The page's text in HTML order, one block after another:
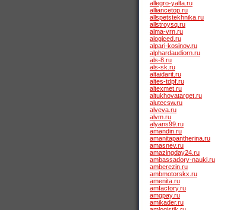
allegro-yalta.ru
alliancetop.ru
allspetstekhnika.ru
allstroysq.ru
alma-vrn.ru
alogiced.ru
alpari-kosinov.ru
alphardaudiorn.ru
als-8.ru
als-sk.ru
altaidarit.ru
altes-tdpf.ru
altexmet.ru
altukhovatarget.ru
alutecsw.ru
alveva.ru
alvm.ru
alyans99.ru
amandin.ru
amanitapantherina.ru
amasnev.ru
amazingday24.ru
ambassadory-nauki.ru
amberezin.ru
ambmotorskx.ru
amenita.ru
amfactory.ru
amgpay.ru
amikader.ru